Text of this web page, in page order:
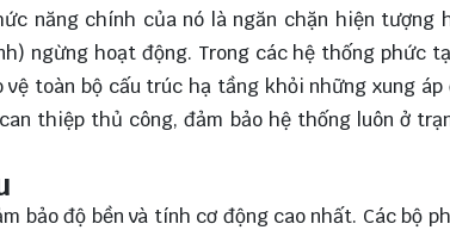
năng chính của nó là ngăn chặn hiện tượng
ngừng hoạt động. Trong các hệ thống phức
toàn bộ cấu trúc hạ tầng khỏi những xung
thiệp thủ công, đảm bảo hệ thống luôn ở
bảo độ bền và tính cơ động cao nhất. Các bộ